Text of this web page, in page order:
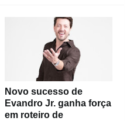
Novo sucesso de
Evandro Jr. ganha força
em roteiro de